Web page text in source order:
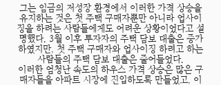
그는 임금의 저성장 환경에서 이러한 가격 상승을
유지하는 것은 첫 주택 구매자뿐만 아니라 업사이
징을 하려는 사람들에게도 어려운 상황이었다고 설
명했다. 3월 이후 투자자의 주택 담보 대출은 증가
하였지만, 첫 주택 구매자와 업사이징 하려고 하는
사람들의 주택 담보 대출은 줄어들었다.
이러한 엄청난 속도의 하우스 가격 상승은 많은 구
매자들을 아파트 시장에 진입하도록 만들었고, 이